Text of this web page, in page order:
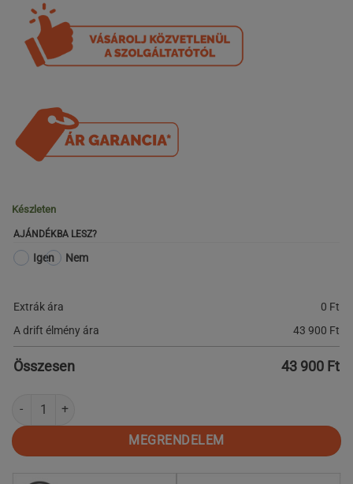
Készleten
AJÁNDÉKBA LESZ?
Igen Nem
Extrák ára 0 Ft
A drift élmény ára
43 900 Ft
Összesen 43 900 Ft
20 perces drift oktatás mennyiségMEGRENDELEM